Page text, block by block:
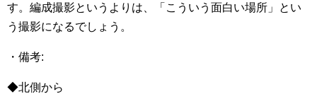
す。編成撮影というよりは、「こういう面白い場所」とい
う撮影になるでしょう。
・備考:
◆北側から